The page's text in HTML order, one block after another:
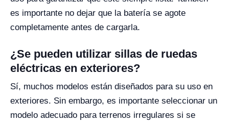
es importante no dejar que la batería se agote
completamente antes de cargarla.
¿Se pueden utilizar sillas de ruedas
eléctricas en exteriores?
Sí, muchos modelos están diseñados para su uso en
exteriores. Sin embargo, es importante seleccionar un
modelo adecuado para terrenos irregulares si se